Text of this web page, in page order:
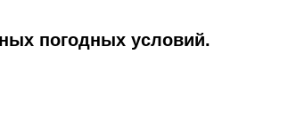
погодных условий.